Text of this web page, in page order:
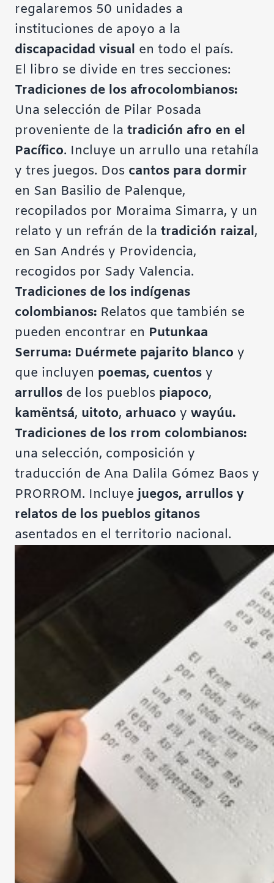
regalaremos 50 unidades a
instituciones de apoyo a la
discapacidad visual en todo el país.
El libro se divide en tres secciones:
Tradiciones de los afrocolombianos:
Una selección de Pilar Posada
proveniente de la tradición afro en el
Pacífico. Incluye un arrullo una retahíla
y tres juegos. Dos cantos para dormir
en San Basilio de Palenque,
recopilados por Moraima Simarra, y un
relato y un refrán de la tradición raizal,
en San Andrés y Providencia,
recogidos por Sady Valencia.
Tradiciones de los indígenas
colombianos: Relatos que también se
pueden encontrar en Putunkaa
Serruma: Duérmete pajarito blanco y
que incluyen poemas, cuentos y
arrullos de los pueblos piapoco,
kamëntsá, uitoto, arhuaco y wayúu.
Tradiciones de los rrom colombianos:
una selección, composición y
traducción de Ana Dalila Gómez Baos y
PRORROM. Incluye juegos, arrullos y
relatos de los pueblos gitanos
asentados en el territorio nacional.